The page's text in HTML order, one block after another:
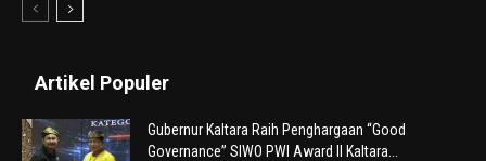
Artikel Populer
Gubernur Kaltara Raih Penghargaan “Good
Governance” SIWO PWI Award II Kaltara...